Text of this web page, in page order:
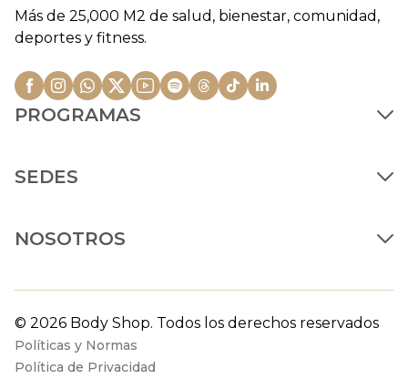
Más de 25,000 M2 de salud, bienestar, comunidad,
deportes y fitness.
PROGRAMAS
SEDES
NOSOTROS
© 2026 Body Shop. Todos los derechos reservados
Políticas y Normas
Política de Privacidad